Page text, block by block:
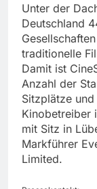
Unter der
Deutschland
traditionelle
Damit ist
Anzahl der
Sitzplätze
Kinobetreiber
mit Sitz in
Markführer
Limited.